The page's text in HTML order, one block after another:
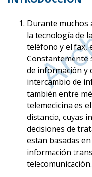
Durante muchos
la tecnología de
teléfono y el fax,
Constantemente
de información y
intercambio de
también entre
telemedicina es
distancia, cuyas
decisiones de
están basadas
información
telecomunicación.